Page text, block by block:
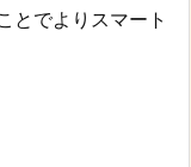
とでよりスマート